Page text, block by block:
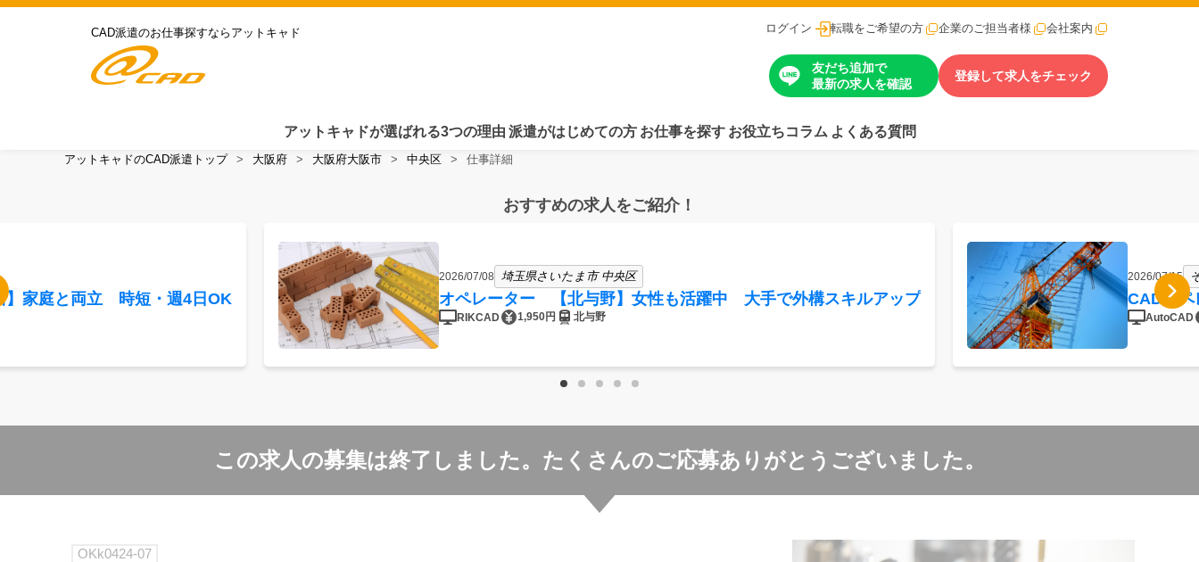
CAD派遣のお仕事探すならアットキャド ログイン 転職をご希望の方 企業のご担当者様 会社案内
友だち追加で
最新の求人を確認
登録して求人をチェック
アットキャドが選ばれる3つの理由 派遣がはじめての方 お仕事を探す お役立ちコラム よくある質問
アットキャドのCAD派遣トップ 大阪府 大阪府大阪市 中央区 仕事詳細
おすすめの求人をご紹介！
家庭と両立 時短・週4日OK
2026/07/08 埼玉県さいたま市 中央区
オペレーター 【北与野】女性も活躍中 大手で外構スキルアップ
RIKCAD 1,950円 北与野
2026/07/15
CADオ
AutoCAD
この求人の募集は終了しました。 たくさんのご応募ありがとうございました。
OKk0424-07